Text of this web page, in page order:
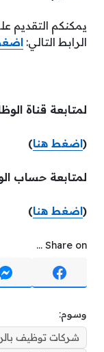
يمكنكم التقديم
الرابط التالي:
لمتابعة قناة
(اضغط هنا)
لمتابعة حساب
(اضغط هنا)
Share on ...
وسوم:
شركات توظيف